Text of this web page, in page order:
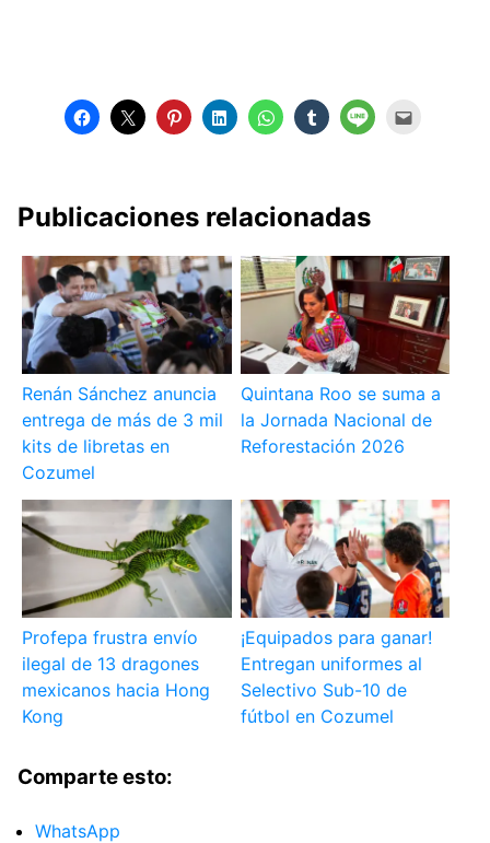
Publicaciones relacionadas
Renán Sánchez anuncia
entrega de más de 3 mil
kits de libretas en
Cozumel
Quintana Roo se suma a
la Jornada Nacional de
Reforestación 2026
Profepa frustra envío
ilegal de 13 dragones
mexicanos hacia Hong
Kong
¡Equipados para ganar!
Entregan uniformes al
Selectivo Sub-10 de
fútbol en Cozumel
Comparte esto:
WhatsApp